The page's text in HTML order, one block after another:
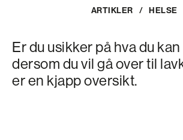
ARTIKLER / HELSE
Er du usikker på hva du
dersom du vil gå over til
er en kjapp oversikt.